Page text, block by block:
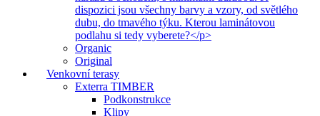
dispozici jsou všechny barvy a vzory, od světlého
dubu, do tmavého týku. Kterou laminátovou
podlahu si tedy vyberete?</p>
Organic
Original
Venkovní terasy
Exterra TIMBER
Podkonstrukce
Klipy